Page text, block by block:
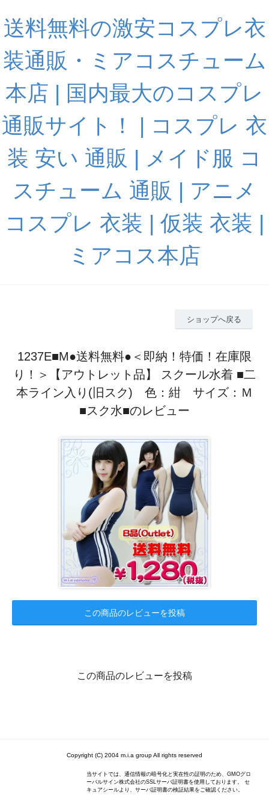
送料無料の激安コスプレ衣
装通販・ミアコスチューム
本店 | 国内最大のコスプレ
通販サイト！ | コスプレ 衣
装 安い 通販 | メイド服 コ
スチューム 通販 | アニメ
コスプレ 衣装 | 仮装 衣装 |
ミアコス本店
ショップへ戻る
1237E■M●送料無料●＜即納！特価！在庫限
り！＞【アウトレット品】 スクール水着 ■二
本ライン入り(旧スク) 色：紺 サイズ：Ｍ
■スク水■のレビュー
この商品のレビューを投稿
この商品のレビューを投稿
Copyright (C) 2004 m.i.a group All rights reserved
当サイトでは、通信情報の暗号化と実在性の証明のため、GMOグロ
ーバルサイン株式会社のSSLサーバ証明書を使用しております。 セ
キュアシールより、サーバ証明書の検証結果をご確認ください。